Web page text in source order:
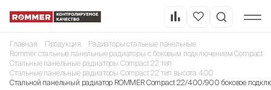
Главная Продукция
Радиаторы стальные панельные
Rommer стальные панельные радиаторы с боковым подключением Compact
Стальные панельные радиаторы Compact 22 тип
Стальные панельные радиаторы Compact 22 тип высота 400
Стальной панельный радиатор ROMMER Compact 22/400/900 боковое